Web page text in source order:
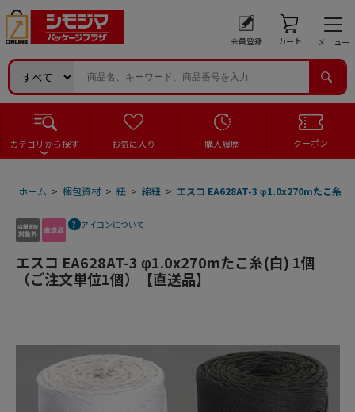
会員登録 カート メニュー
カテゴリから探す お気に入り 購入履歴 クーポン
ホーム > 梱包資材 > 紐 > 綿紐 > エスコ EA628AT-3 φ1.0x270mたこ糸(
アイコンについて
エスコ EA628AT-3 φ1.0x270mたこ糸(白) 1個
（ご注文単位1個）【直送品】